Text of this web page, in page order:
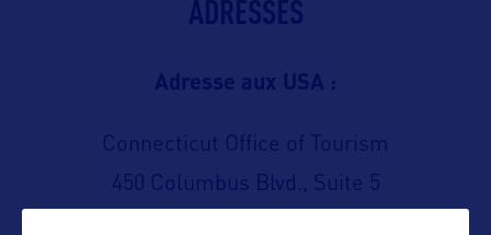
ADRESSES
Adresse aux USA :
Connecticut Office of Tourism
450 Columbus Blvd., Suite 5